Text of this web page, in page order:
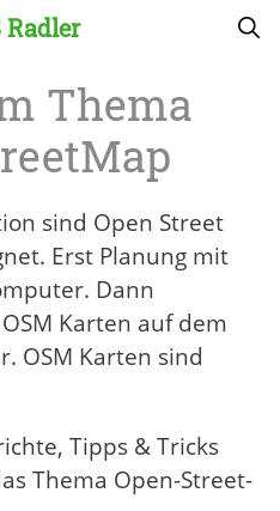
Radler
sind Open Street
Erst Planung mit
Dann
Karten auf dem
OSM Karten sind
Tipps & Tricks
Thema Open-Street-